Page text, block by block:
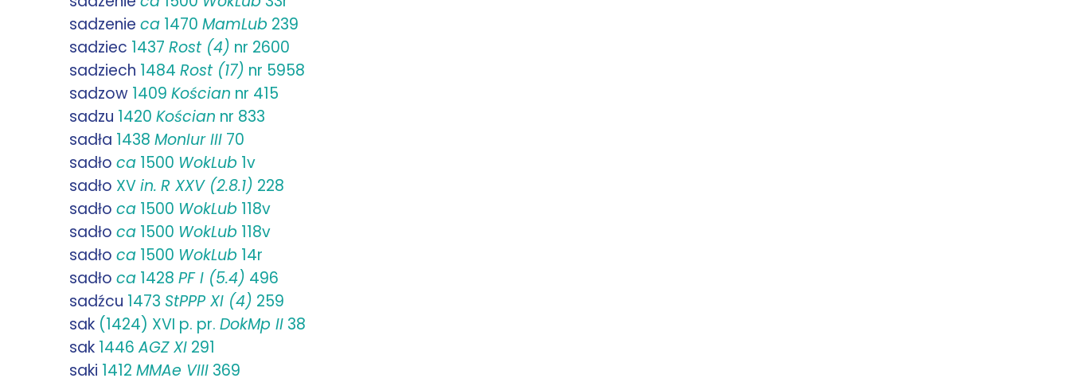
sadzenie ca 1470 MamLub 239
sadziec 1437 Rost (4) nr 2600
sadziech 1484 Rost (17) nr 5958
sadzow 1409 Kościan nr 415
sadzu 1420 Kościan nr 833
sadła 1438 MonIur III 70
sadło ca 1500 WokLub 1v
sadło XVin. R XXV (2.8.1) 228
sadło ca 1500 WokLub 118v
sadło ca 1500 WokLub 118v
sadło ca 1500 WokLub 14r
sadło ca 1428 PF I (5.4) 496
sadźcu 1473 StPPP XI (4) 259
sak (1424) XVI p. pr. DokMp II 38
sak 1446AGZ XI 291
saki 1412 MMAe VIII 369